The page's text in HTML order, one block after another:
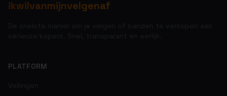
ikwilvanmijnvelgenaf
PLATFORM